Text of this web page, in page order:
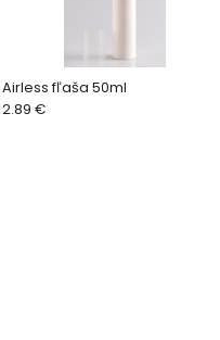
Airless fľaša 50ml
2.89 €